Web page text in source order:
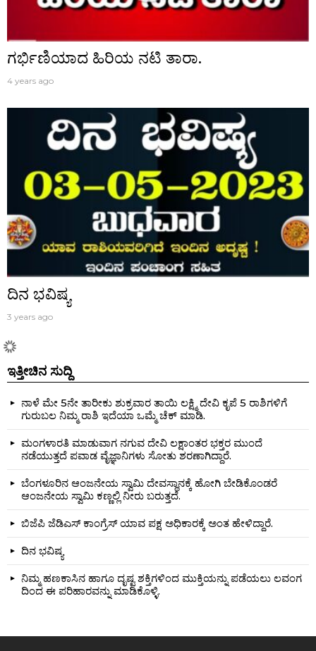
ಗರ್ಭಿಣಿಯಾದ ಹಿರಿಯ ನಟಿ ತಾರಾ.
4 years ago
ದಿನ ಭವಿಷ್ಯ
3 years ago
ಇತ್ತೀಚಿನ ಸುದ್ದಿ
ನಾಳೆ ಮೇ 5ನೇ ತಾರೀಕು ಶುಕ್ರವಾರ ತಾಯಿ ಲಕ್ಷ್ಮಿ ದೇವಿ ಕೃಪೆ 5 ರಾಶಿಗಳಿಗೆ
ಗುರುಬಲ ನಿಮ್ಮ ರಾಶಿ ಇದೆಯಾ ಒಮ್ಮೆ ಚೆಕ್ ಮಾಡಿ.
ಮಂಗಳಾರತಿ ಮಾಡುವಾಗ ನಗುವ ದೇವಿ ಲಕ್ಷಾಂತರ ಭಕ್ತರ ಮುಂದೆ
ನಡೆಯುತ್ತದೆ ಪವಾಡ ವೈಜ್ಞಾನಿಗಳು ಸೋತು ಶರಣಾಗಿದ್ದಾರೆ.
ಬೆಂಗಳೂರಿನ ಆಂಜನೇಯ ಸ್ವಾಮಿ ದೇವಸ್ಥಾನಕ್ಕೆ ಹೋಗಿ ಬೇಡಿಕೊಂಡರೆ
ಆಂಜನೇಯ ಸ್ವಾಮಿ ಕಣ್ಣಲ್ಲಿ ನೀರು ಬರುತ್ತದೆ.
ಬಿಜೆಪಿ ಜೆಡಿಎಸ್ ಕಾಂಗ್ರೆಸ್ ಯಾವ ಪಕ್ಷ ಅಧಿಕಾರಕ್ಕೆ ಅಂತ ಹೇಳಿದ್ದಾರೆ.
ದಿನ ಭವಿಷ್ಯ
ನಿಮ್ಮ ಹಣಕಾಸಿನ ಹಾಗೂ ದೃಷ್ಟ ಶಕ್ತಿಗಳಿಂದ ಮುಕ್ತಿಯನ್ನು ಪಡೆಯಲು ಲವಂಗ
ದಿಂದ ಈ ಪರಿಹಾರವನ್ನು ಮಾಡಿಕೊಳ್ಳಿ.